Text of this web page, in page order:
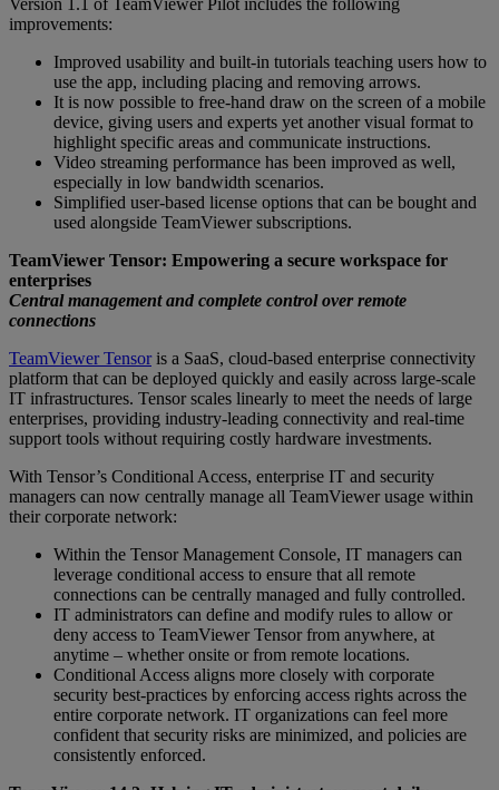
improvements:
Improved usability and built-in tutorials teaching users how to
use the app, including placing and removing arrows.
It is now possible to free-hand draw on the screen of a mobile
device, giving users and experts yet another visual format to
highlight specific areas and communicate instructions.
Video streaming performance has been improved as well,
especially in low bandwidth scenarios.
Simplified user-based license options that can be bought and
used alongside TeamViewer subscriptions.
TeamViewer Tensor: Empowering a secure workspace for
enterprises
Central management and complete control over remote
connections
TeamViewer Tensoris a SaaS, cloud-based enterprise connectivity
platform that can be deployed quickly and easily across large-scale
IT infrastructures. Tensor scales linearly to meet the needs of large
enterprises, providing industry-leading connectivity and real-time
support tools without requiring costly hardware investments.
With Tensor’s Conditional Access, enterprise IT and security
managers can now centrally manage all TeamViewer usage within
their corporate network:
Within the Tensor Management Console, IT managers can
leverage conditional access to ensure that all remote
connections can be centrally managed and fully controlled.
IT administrators can define and modify rules to allow or
deny access to TeamViewer Tensor from anywhere, at
anytime – whether onsite or from remote locations.
Conditional Access aligns more closely with corporate
security best-practices by enforcing access rights across the
entire corporate network. IT organizations can feel more
confident that security risks are minimized, and policies are
consistently enforced.